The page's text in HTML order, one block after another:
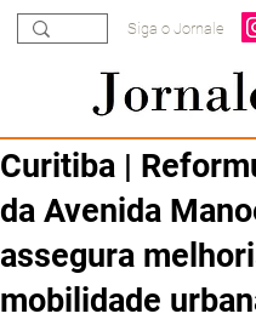
Siga o Jornale
Curitiba |
da Avenida
assegura
mobilidade